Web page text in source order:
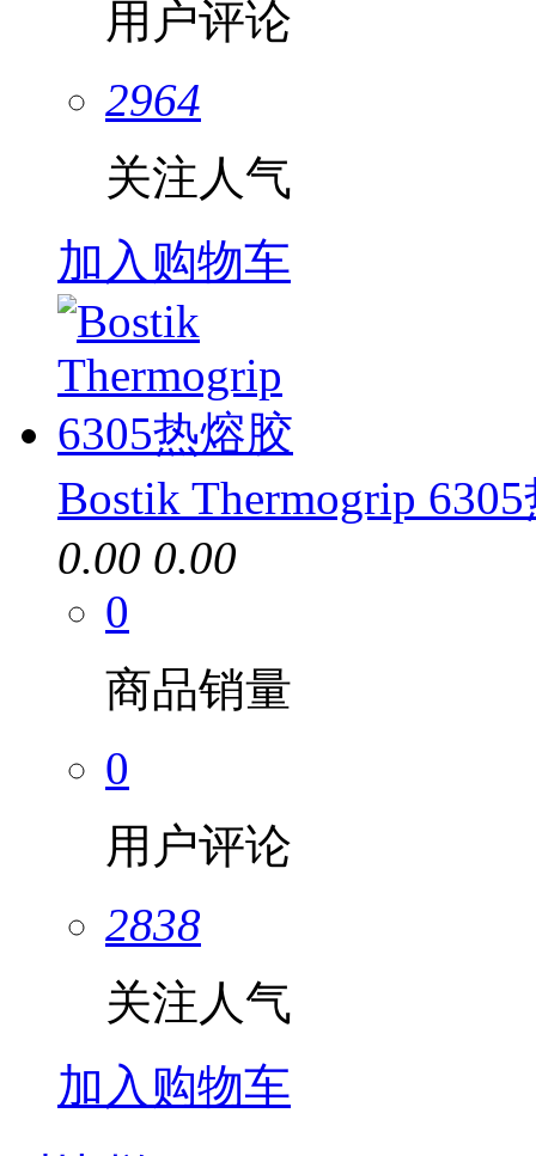
用户评论
2964
关注人气
加入购物车
Bostik Thermogrip
0.00 0.00
0
商品销量
0
用户评论
2838
关注人气
加入购物车